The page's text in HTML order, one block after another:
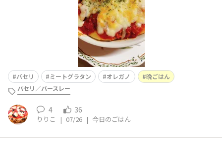
バセリ ミートグラタン オレガノ
晩ごはん
パセリ／パースレー
4 36
りりこ | 07/26 | 今日のごはん